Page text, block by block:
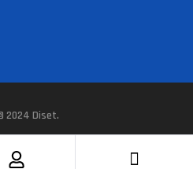
2024 Diset.